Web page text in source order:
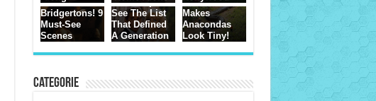
Categorie